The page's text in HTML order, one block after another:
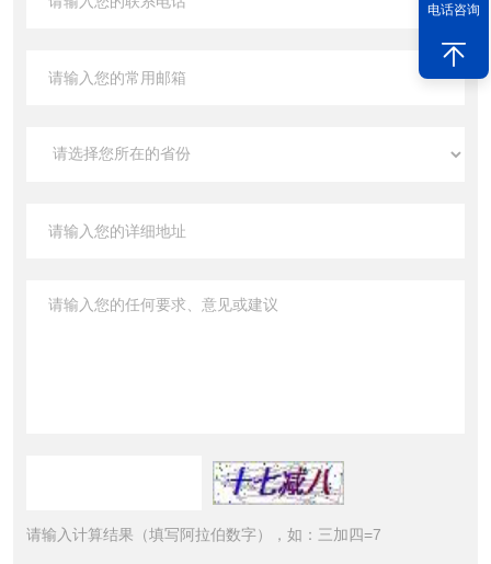
请输入计算结果（填写阿拉伯数字），如：三加四=7
电话咨询